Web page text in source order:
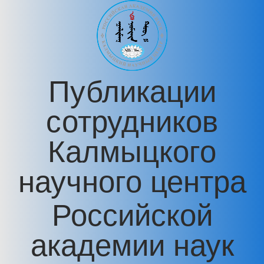
Перейти к основному содержанию
Публикации
сотрудников
Калмыцкого
научного центра
Российской
академии наук